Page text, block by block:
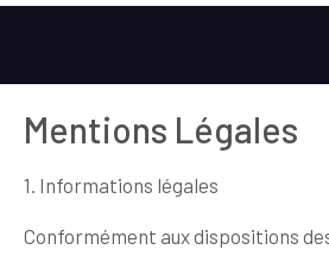
Mentions Légales
1. Informations légales
Conformément aux dispositions